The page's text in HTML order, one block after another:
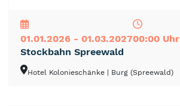
01.01.2026 - 01.03.202700:00 Uhr
Stockbahn Spreewald
Hotel Kolonieschänke | Burg (Spreewald)